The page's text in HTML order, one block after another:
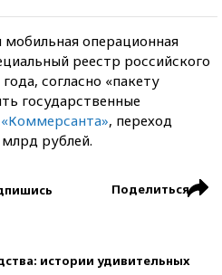
мобильная операционная
реестр российского
согласно «пакету
государственные
«Коммерсанта», переход
рублей.
Поделиться
истории удивительных